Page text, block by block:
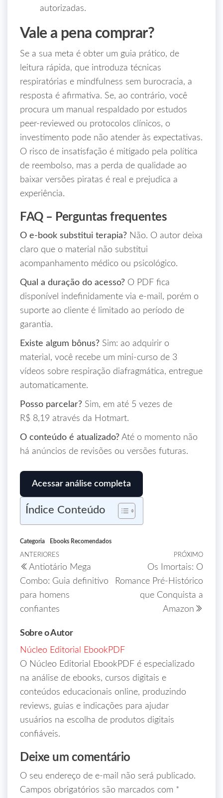
autorizadas.
Vale a pena comprar?
Se a sua meta é obter um guia prático, de
leitura rápida, que introduza técnicas
respiratórias e mindfulness sem burocracia, a
resposta é afirmativa. Se, ao contrário, você
procura um manual respaldado por estudos
peer‑reviewed ou protocolos clínicos, o
investimento pode não atender às expectativas.
O risco de insatisfação é mitigado pela política
de reembolso, mas a perda de qualidade ao
baixar versões piratas é real e prejudica a
experiência.
FAQ – Perguntas frequentes
O e‑book substitui terapia? Não. O autor deixa
claro que o material não substitui
acompanhamento médico ou psicológico.
Qual a duração do acesso? O PDF fica
disponível indefinidamente via e‑mail, porém o
suporte ao cliente é limitado ao período de
garantia.
Existe algum bônus? Sim: ao adquirir o
material, você recebe um mini‑curso de 3
vídeos sobre respiração diafragmática, entregue
automaticamente.
Posso parcelar? Sim, em até 5 vezes de
R$ 8,19 através da Hotmart.
O conteúdo é atualizado? Até o momento não
há anúncios de revisões ou versões futuras.
Acessar análise completa
Índice Conteúdo
Categoria Ebooks Recomendados
ANTERIORES
Antiotário Mega
Combo: Guia definitivo
para homens
confiantes
PRÓXIMO
Os Imortais: O
Romance Pré-Histórico
que Conquista a
Amazon
Sobre o Autor
Núcleo Editorial EbookPDF
O Núcleo Editorial EbookPDF é especializado
na análise de ebooks, cursos digitais e
conteúdos educacionais online, produzindo
reviews, guias e indicações para ajudar
usuários na escolha de produtos digitais
confiáveis.
Deixe um comentário
O seu endereço de e-mail não será publicado.
Campos obrigatórios são marcados com *